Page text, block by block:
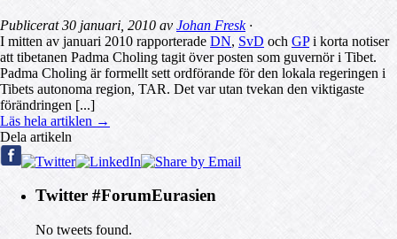
Publicerat30 januari, 2010 av Johan Fresk·
I mitten av januari 2010 rapporterade DN, SvD och GPi korta notiser
att tibetanen Padma Choling tagit över posten som guvernör i Tibet.
Padma Choling är formellt sett ordförande för den lokala regeringen i
Tibets autonoma region, TAR. Det var utan tvekan den viktigaste
förändringen [...]
Läs hela artiklen →
Dela artikeln
Twitter #ForumEurasien
No tweets found.